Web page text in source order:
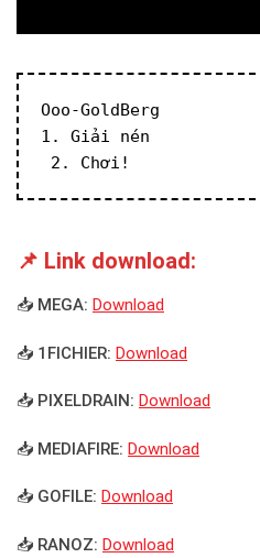
Ooo-GoldBerg
1. Giải nén
2. Chơi!
📌 Link download:
📥 MEGA: Download
📥 1FICHIER: Download
📥 PIXELDRAIN: Download
📥 MEDIAFIRE: Download
📥 GOFILE: Download
📥 RANOZ: Download